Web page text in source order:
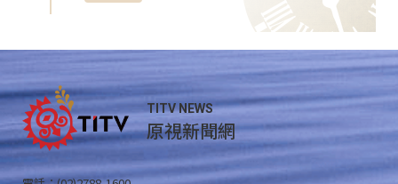
TITV NEWS
原視新聞網